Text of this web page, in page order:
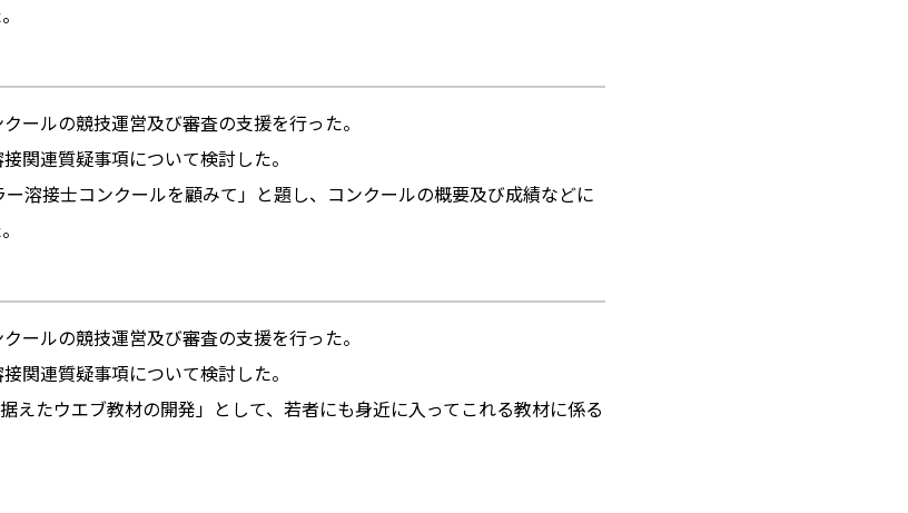
ールの競技運営及び審査の支援を行った。
関連質疑事項について検討した。
ー溶接士コンクールを顧みて」と題し、コンクールの概要及び成績などに
ールの競技運営及び審査の支援を行った。
関連質疑事項について検討した。
えたウエブ教材の開発」として、若者にも身近に入ってこれる教材に係る